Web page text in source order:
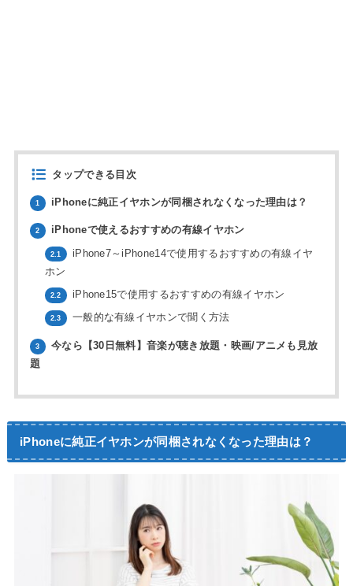
タップできる目次
1 iPhoneに純正イヤホンが同梱されなくなった理由は？
2 iPhoneで使えるおすすめの有線イヤホン
2.1
iPhone7～iPhone14で使用するおすすめの有線イヤ
ホン
2.2 iPhone15で使用するおすすめの有線イヤホン
2.3 一般的な有線イヤホンで聞く方法
3
今なら【30日無料】音楽が聴き放題・映画/アニメも見放
題
iPhoneに純正イヤホンが同梱されなくなった理由は？